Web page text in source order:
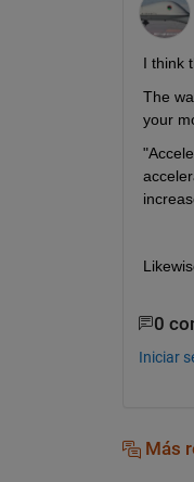
I think
The
your
0
Iniciar
Más